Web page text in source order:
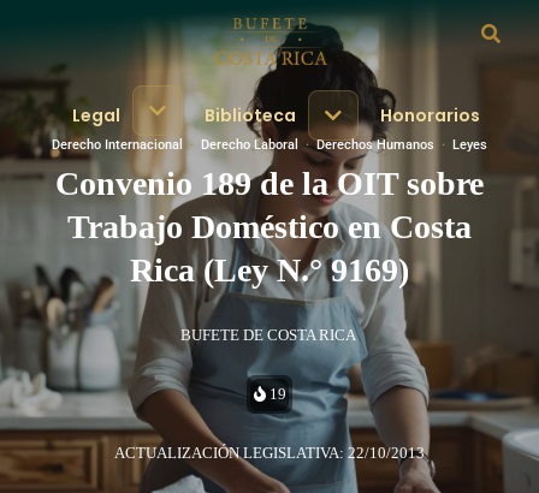
Legal Biblioteca Honorarios
Derecho Internacional · Derecho Laboral ·Derechos Humanos · Leyes
Convenio 189 de la OIT sobre
Trabajo Doméstico en Costa
Rica (Ley N.° 9169)
BUFETE DE COSTA RICA
19
ACTUALIZACIÓN LEGISLATIVA: 22/10/2013